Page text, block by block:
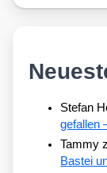
Stefan
gefallen
Tammy
Bastei